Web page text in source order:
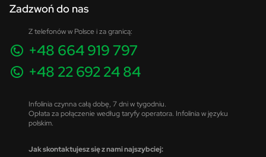
Zadzwoń do nas
Z telefonów w Polsce i za granicą:
+48 664 919 797
+48 22 692 24 84
Infolinia czynna całą dobę, 7 dni w tygodniu.
Opłata za połączenie według taryfy operatora. Infolinia w języku
polskim.
Jak skontaktujesz się z nami najszybciej: